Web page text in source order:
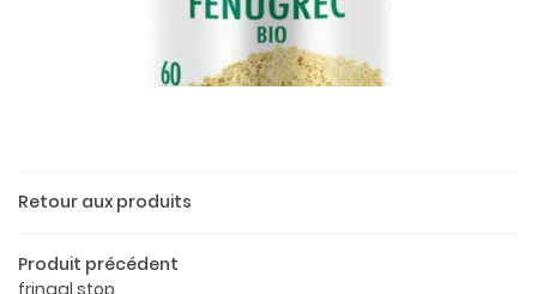
Retour aux produits
Produit précédent
fringal stop